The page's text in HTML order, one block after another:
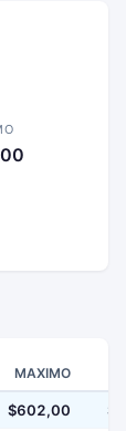
MAXIMO
$602,00